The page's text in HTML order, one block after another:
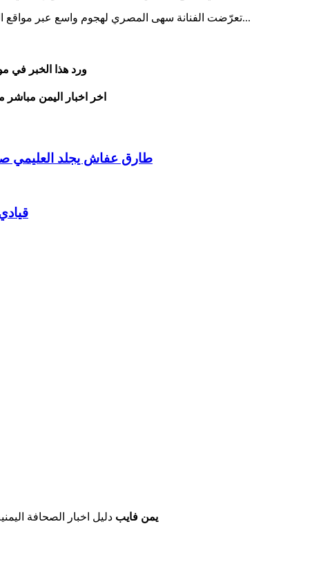
تعرّضت الفنانة سهى المصري لهجوم واسع عبر مواقع التواصل الاجتماعي عقب مشاركتها في حفل فني أُقيم في مد...
ورد هذا الخبر في
اخر اخبار اليمن مباشر
طارق عفاش يجلد العليمي
يمن فايب دليل اخبار الصحافة